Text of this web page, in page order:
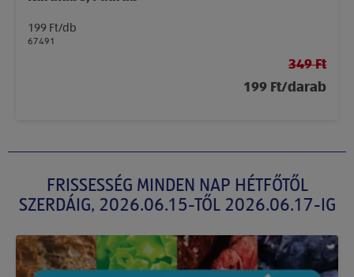
199 Ft/db
67491
349 Ft
199 Ft/darab
FRISSESSÉG MINDEN NAP HÉTFŐTŐL
SZERDÁIG, 2026.06.15-TŐL 2026.06.17-IG